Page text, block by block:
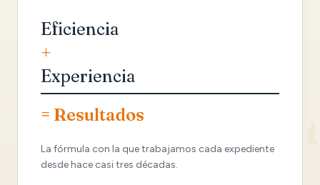
Eficiencia
+
Experiencia
= Resultados
La fórmula con la que trabajamos cada expediente
desde hace casi tres décadas.